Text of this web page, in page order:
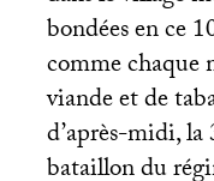
bondées en ce
comme
viande et de
d’après-midi, la
bataillon du